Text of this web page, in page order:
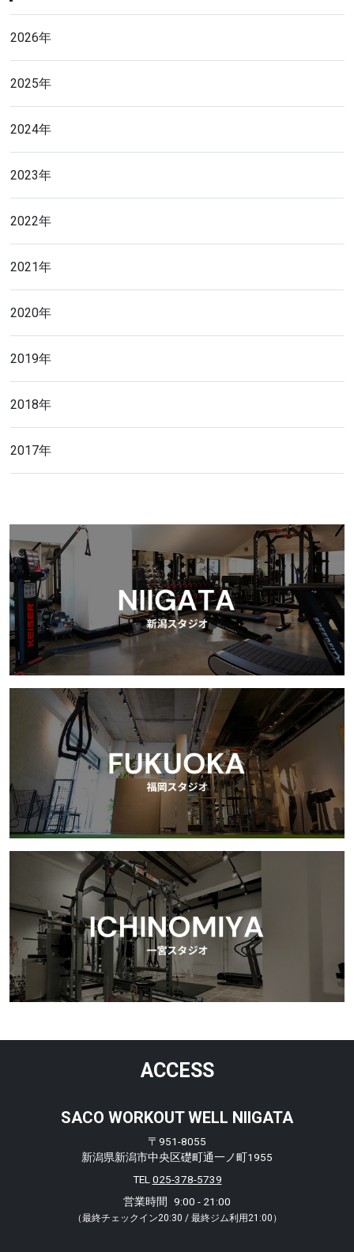
2026年
2025年
2024年
2023年
2022年
2021年
2020年
2019年
2018年
2017年
ACCESS
SACO WORKOUT WELL NIIGATA
〒951-8055
新潟県新潟市中央区礎町通一ノ町1955
TEL025-378-5739
営業時間
9:00 - 21:00
（最終チェックイン20:30 / 最終ジム利用21:00）